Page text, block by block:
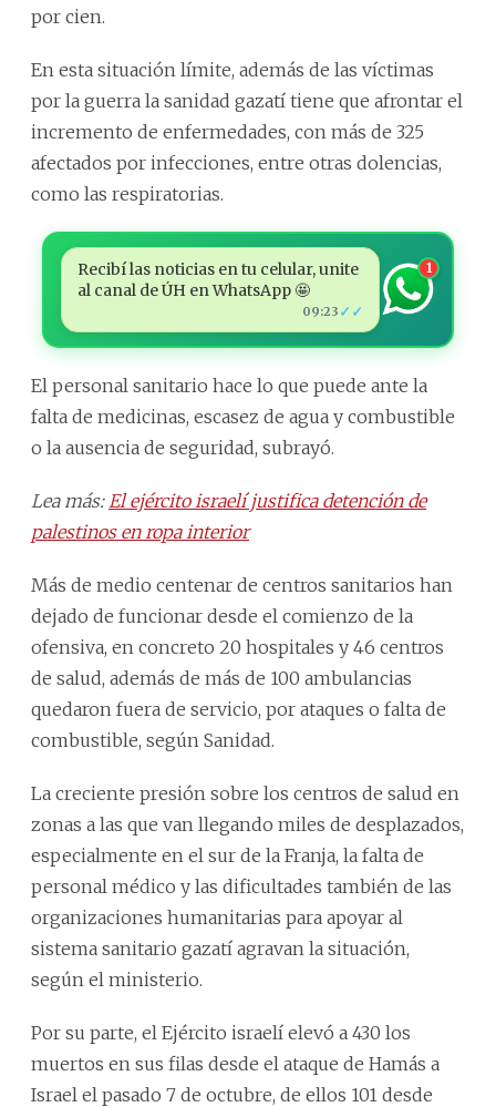
por cien.
En esta situación límite, además de las víctimas
por la guerra la sanidad gazatí tiene que afrontar el
incremento de enfermedades, con más de 325
afectados por infecciones, entre otras dolencias,
como las respiratorias.
Recibí las noticias en tu celular, unite
al canal de ÚH en WhatsApp 🤩
09:23 ✓✓
1
El personal sanitario hace lo que puede ante la
falta de medicinas, escasez de agua y combustible
o la ausencia de seguridad, subrayó.
Lea más: El ejército israelí justifica detención de
palestinos en ropa interior
Más de medio centenar de centros sanitarios han
dejado de funcionar desde el comienzo de la
ofensiva, en concreto 20 hospitales y 46 centros
de salud, además de más de 100 ambulancias
quedaron fuera de servicio, por ataques o falta de
combustible, según Sanidad.
La creciente presión sobre los centros de salud en
zonas a las que van llegando miles de desplazados,
especialmente en el sur de la Franja, la falta de
personal médico y las dificultades también de las
organizaciones humanitarias para apoyar al
sistema sanitario gazatí agravan la situación,
según el ministerio.
Por su parte, el Ejército israelí elevó a 430 los
muertos en sus filas desde el ataque de Hamás a
Israel el pasado 7 de octubre, de ellos 101 desde